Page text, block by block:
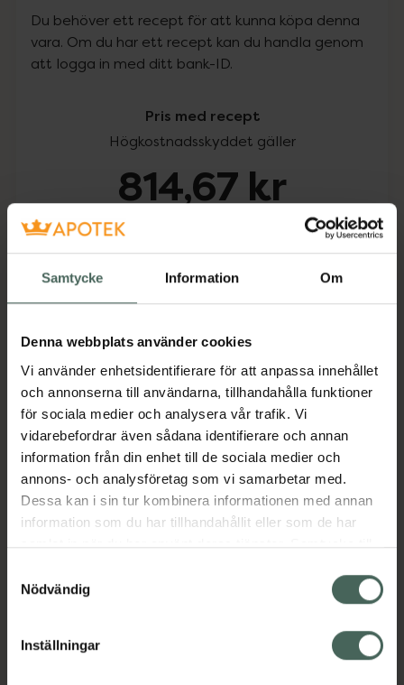
Samtycke Information Om
Denna webbplats använder cookies
Vi använder enhetsidentifierare för att anpassa innehållet
och annonserna till användarna, tillhandahålla funktioner
för sociala medier och analysera vår trafik. Vi
vidarebefordrar även sådana identifierare och annan
information från din enhet till de sociala medier och
annons- och analysföretag som vi samarbetar med.
Dessa kan i sin tur kombinera informationen med annan
information som du har tillhandahållit eller som de har
samlat in när du har använt deras tjänster. Samtycke till
återkalla ditt samtycke via webbplatsens
cookieinställningar. Ett återkallat samtycke påverkar inte
lagligheten av behandling som skett innan återkallelsen.
Nödvändig
Inställningar
Du behöver ett recept för att kunna köpa denna
vara. Om du har ett recept kan du handla genom
att logga in med ditt bank-ID.
Pris med recept
Högkostnadsskyddet gäller
814,67 kr
Köp via ditt recept
Aktuella erbjudanden
Beskrivning Dölj
Läs alltid bipacksedeln innan
användning.
EAN:07046260269866
Bipacksedel från FASS Visa